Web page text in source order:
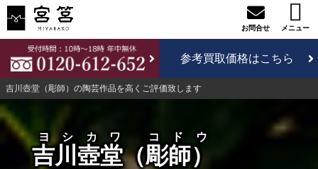
吉川壺堂（彫師）の陶芸作品を高くご評価致します
参考買取価格はこちら
吉川壺堂（彫師）
ヨシカワ コドウ